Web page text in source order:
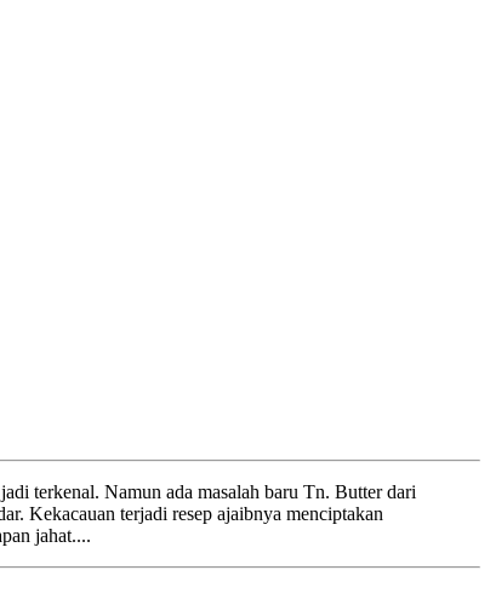
terkenal. Namun ada masalah baru Tn. Butter dari
Kekacauan terjadi resep ajaibnya menciptakan
jahat....